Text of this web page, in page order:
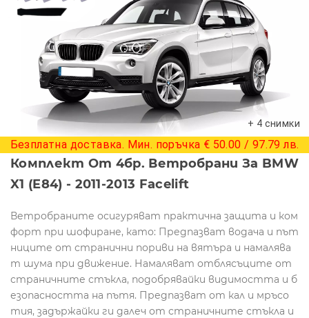
+ 4 снимки
Безплатна доставка. Мин. поръчка € 50.00 / 97.79 лв.
Комплект От 4бр. Ветробрани За BMW
X1 (E84) - 2011-2013 Facelift
Ветробраните осигуряват практична защита и ком
форт при шофиране, като: Предпазват водача и път
ниците от странични пориви на вятъра и намалява
т шума при движение. Намаляват отблясъците от
страничните стъкла, подобрявайки видимостта и б
езопасността на пътя. Предпазват от кал и мръсо
тия, задържайки ги далеч от страничните стъкла и